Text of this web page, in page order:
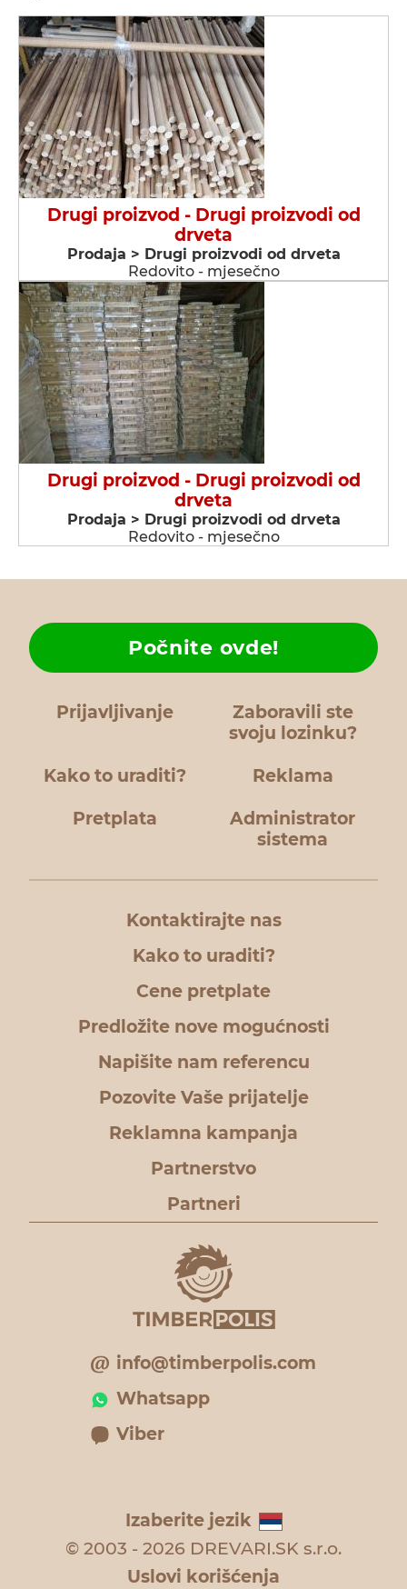
Drugi proizvod - Drugi proizvodi od
drveta
Prodaja > Drugi proizvodi od drveta
Redovito - mjesečno
Drugi proizvod - Drugi proizvodi od
drveta
Prodaja > Drugi proizvodi od drveta
Redovito - mjesečno
Prijavljivanje
Zaboravili ste
svoju lozinku?
Kako to uraditi?
Počnite ovde!
Reklama
Pretplata
Administrator
sistema
Kontaktirajte nas
Kako to uraditi?
Cene pretplate
Predložite nove mogućnosti
Napišite nam referencu
Pozovite Vaše prijatelje
Reklamna kampanja
Partnerstvo
Partneri
info@timberpolis.com
Whatsapp
Viber
Izaberite jezik
© 2003 - 2026 DREVARI.SK s.r.o.
Uslovi korišćenja